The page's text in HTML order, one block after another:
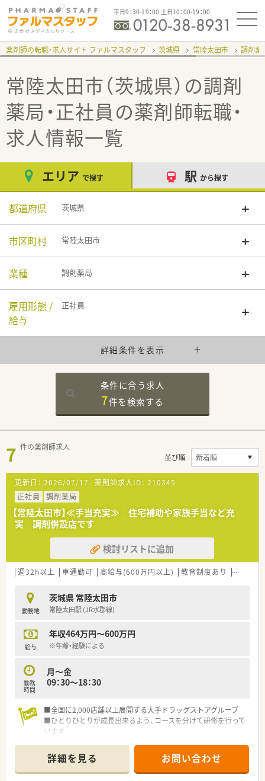
平日9：30-19：00 土日10：00-19：00
薬剤師の転職・求人サイト ファルマスタッフ 茨城県 常陸太田市 調剤薬
常陸太田市（茨城県）の調剤
薬局・正社員の薬剤師転職・
求人情報一覧
エリア で探す 駅 から探す
都道府県 茨城県
市区町村 常陸太田市
業種 調剤薬局
雇用形態 /
給与
正社員
詳細条件を表示
条件に合う求人
7件を検索する
7 件の薬剤師求人
並び順
更新日： 2026/07/17 薬剤師求人ID： 210345
正社員
調剤薬局
【常陸太田市】≪手当充実≫ 住宅補助や家族手当など充
実 調剤併設店です
検討リストに追加
週32h以上 車通勤可 高給与(600万円以上) 教育制度あり シフト制
勤務地
茨城県 常陸太田市
常陸太田駅 (JR水郡線)
給与
年収464万円～600万円
※年齢・経験による
勤務
時間
月～金
09：30～18：30
■全国に2,000店舗以上展開する大手ドラッグストアグループ
■ひとりひとりが成長出来るよう、コースを分けて研修を行って
います
きます 家庭との両立にお役立て下さい
詳細を見る お問い合わせ